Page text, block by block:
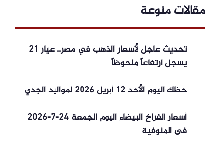
مقالات منوعة
تحديث عاجل لأسعار الذهب في مصر.. عيار 21
يسجل ارتفاعاً ملحوظاً
حظك اليوم الأحد 12 أبريل 2026 لمواليد الجدي
أسعار الفراخ البيضاء اليوم الجمعة 24-7-2026
فى المنوفية